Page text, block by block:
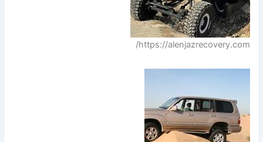
https://alenjazrecovery.com/